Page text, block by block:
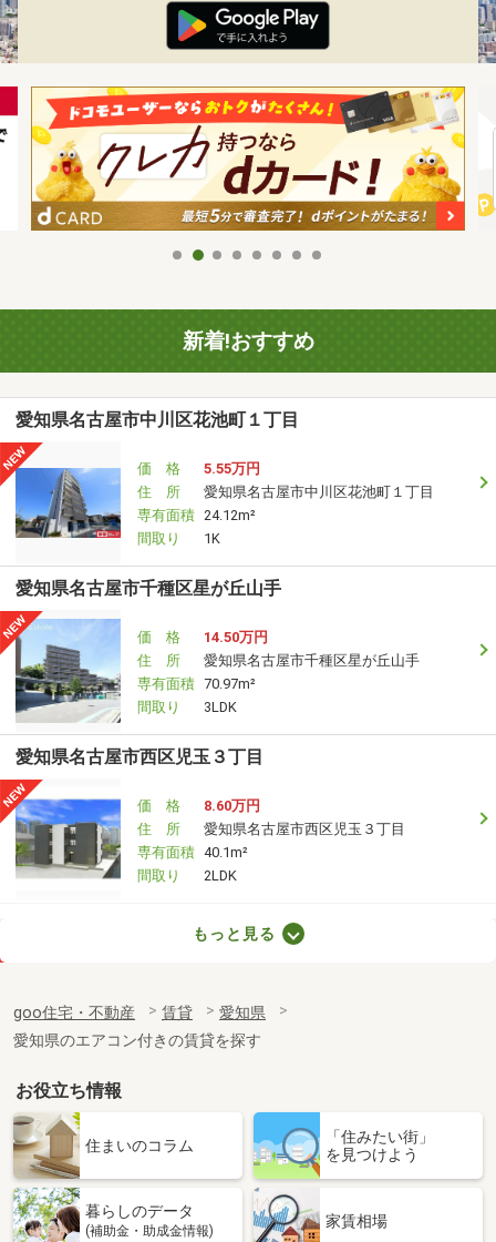
新着!おすすめ
愛知県名古屋市中川区花池町１丁目
価 格
5.55万円
住 所
愛知県名古屋市中川区花池町１丁目
専有面積 24.12m²
間取り
1K
愛知県名古屋市千種区星が丘山手
価 格
14.50万円
住 所
愛知県名古屋市千種区星が丘山手
専有面積 70.97m²
間取り
3LDK
愛知県名古屋市西区児玉３丁目
価 格
8.60万円
住 所
愛知県名古屋市西区児玉３丁目
専有面積 40.1m²
間取り
2LDK
愛知県岡崎市大門３丁目
専有面積
42.12m²
間取り
1LDK
愛知県名古屋市港区東蟹田
価 格
4.60万円
愛知県名古屋市港区東蟹田
専有面積 24.9m²
間取り
もっと見る
goo住宅・不動産 賃貸
愛知県
愛知県のエアコン付きの賃貸を探す
お役立ち情報
住まいのコラム
「住みたい街」
を見つけよう
暮らしのデータ
(補助金・助成金情報)
家賃相場